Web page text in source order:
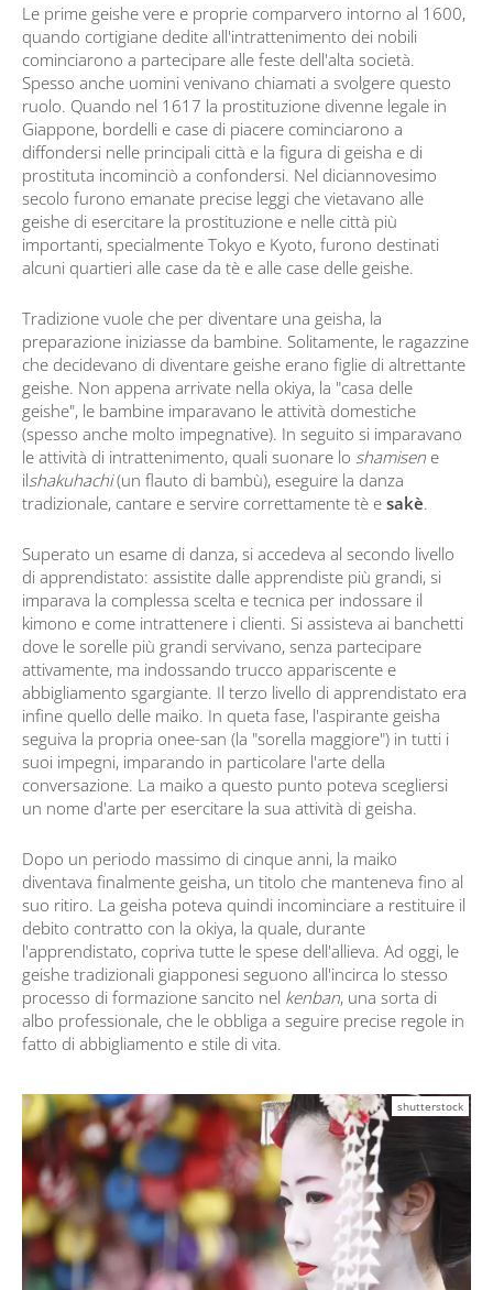
Le prime geishe vere e proprie comparvero intorno al 1600,
quando cortigiane dedite all'intrattenimento dei nobili
cominciarono a partecipare alle feste dell'alta società.
Spesso anche uomini venivano chiamati a svolgere questo
ruolo. Quando nel 1617 la prostituzione divenne legale in
Giappone, bordelli e case di piacere cominciarono a
diffondersi nelle principali città e la figura di geisha e di
prostituta incominciò a confondersi. Nel diciannovesimo
secolo furono emanate precise leggi che vietavano alle
geishe di esercitare la prostituzione e nelle città più
importanti, specialmente Tokyo e Kyoto, furono destinati
alcuni quartieri alle case da tè e alle case delle geishe.
Tradizione vuole che per diventare una geisha, la
preparazione iniziasse da bambine. Solitamente, le ragazzine
che decidevano di diventare geishe erano figlie di altrettante
geishe. Non appena arrivate nella okiya, la "casa delle
geishe", le bambine imparavano le attività domestiche
(spesso anche molto impegnative). In seguito si imparavano
le attività di intrattenimento, quali suonare lo shamisen e
ilshakuhachi(un flauto di bambù), eseguire la danza
tradizionale, cantare e servire correttamente tè e sakè.
Superato un esame di danza, si accedeva al secondo livello
di apprendistato: assistite dalle apprendiste più grandi, si
imparava la complessa scelta e tecnica per indossare il
kimono e come intrattenere i clienti. Si assisteva ai banchetti
dove le sorelle più grandi servivano, senza partecipare
attivamente, ma indossando trucco appariscente e
abbigliamento sgargiante. Il terzo livello di apprendistato era
infine quello delle maiko. In queta fase, l'aspirante geisha
seguiva la propria onee-san (la "sorella maggiore") in tutti i
suoi impegni, imparando in particolare l'arte della
conversazione. La maiko a questo punto poteva scegliersi
un nome d'arte per esercitare la sua attività di geisha.
Dopo un periodo massimo di cinque anni, la maiko
diventava finalmente geisha, un titolo che manteneva fino al
suo ritiro. La geisha poteva quindi incominciare a restituire il
debito contratto con la okiya, la quale, durante
l'apprendistato, copriva tutte le spese dell'allieva. Ad oggi, le
geishe tradizionali giapponesi seguono all'incirca lo stesso
processo di formazione sancito nel kenban, una sorta di
albo professionale, che le obbliga a seguire precise regole in
fatto di abbigliamento e stile di vita.
shutterstock